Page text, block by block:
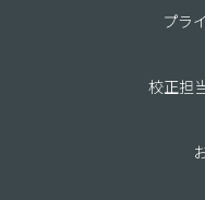
プラ
校正担